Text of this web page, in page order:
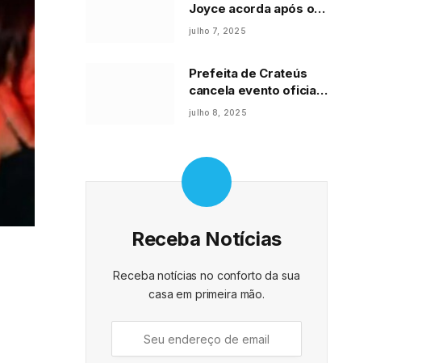
Joyce acorda após o
parto, não vê a filha
cadáver”
julho 7, 2025
Prefeita de Crateús
cancela evento oficial
em luto por vítimas de
julho 8, 2025
Receba Notícias
Receba notícias no conforto da sua
casa em primeira mão.